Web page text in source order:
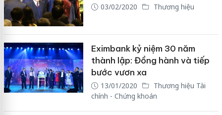
03/02/2020 Thương hiệu
Eximbank kỷ niệm 30 năm
thành lập: Đồng hành và tiếp
bước vươn xa
13/01/2020
Thương hiệu Tài
chính - Chứng khoán